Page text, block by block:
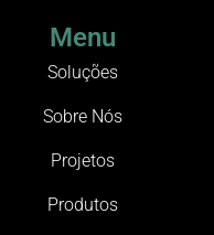
Menu
Soluções
Sobre Nós
Projetos
Produtos